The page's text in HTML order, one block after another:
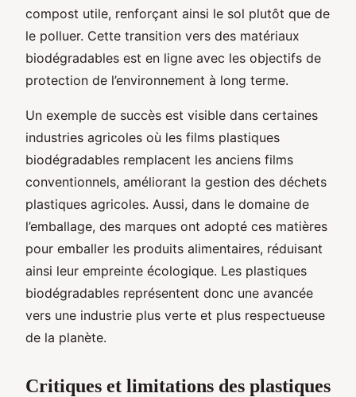
compost utile, renforçant ainsi le sol plutôt que de
le polluer. Cette transition vers des matériaux
biodégradables est en ligne avec les objectifs de
protection de l’environnement à long terme.
Un exemple de succès est visible dans certaines
industries agricoles où les films plastiques
biodégradables remplacent les anciens films
conventionnels, améliorant la gestion des déchets
plastiques agricoles. Aussi, dans le domaine de
l’emballage, des marques ont adopté ces matières
pour emballer les produits alimentaires, réduisant
ainsi leur empreinte écologique. Les plastiques
biodégradables représentent donc une avancée
vers une industrie plus verte et plus respectueuse
de la planète.
Critiques et limitations des plastiques